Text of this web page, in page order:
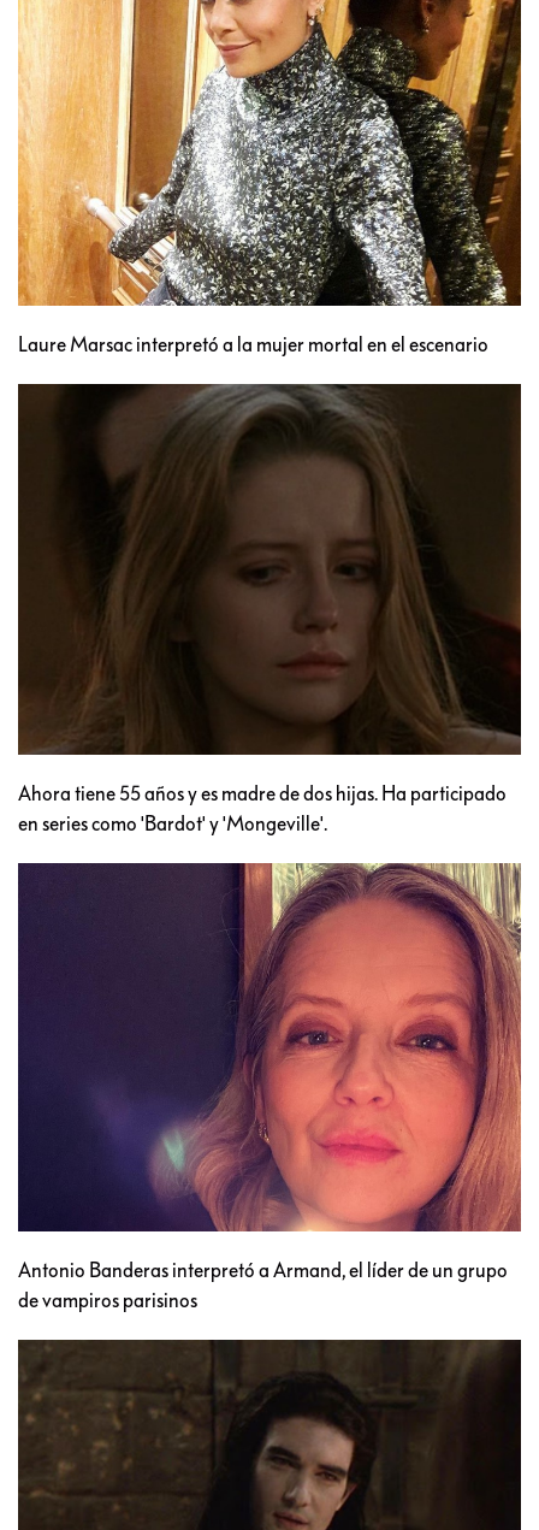
Laure Marsac interpretó a la mujer mortal en el escenario
Ahora tiene 55 años y es madre de dos hijas. Ha participado
en series como 'Bardot' y 'Mongeville'.
Antonio Banderas interpretó a Armand, el líder de un grupo
de vampiros parisinos